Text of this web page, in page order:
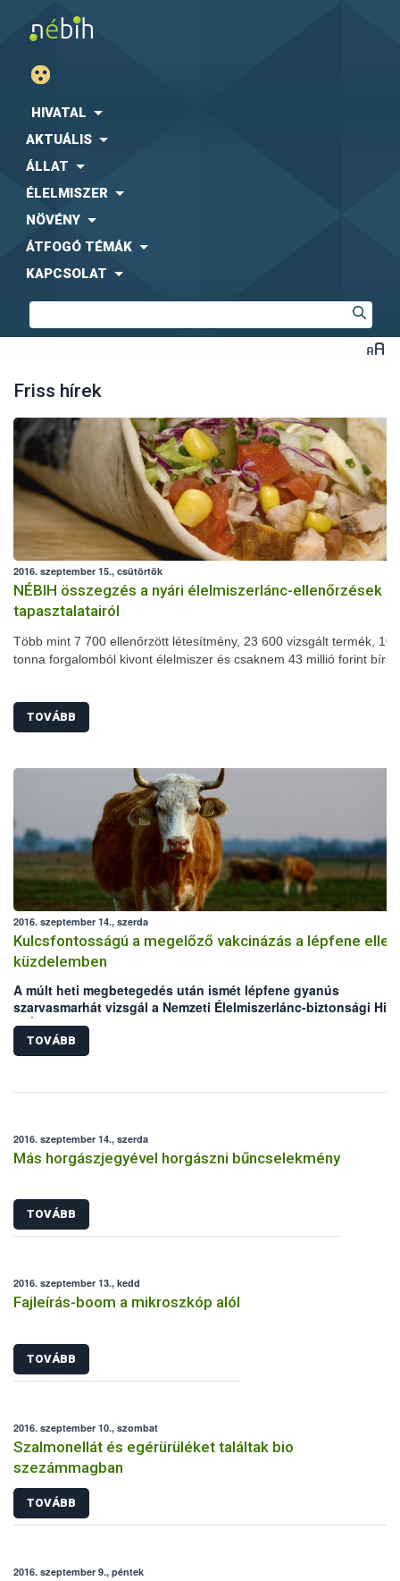
HIVATAL
AKTUÁLIS
ÁLLAT
ÉLELMISZER
NÖVÉNY
ÁTFOGÓ TÉMÁK
KAPCSOLAT
Friss hírek
2016. szeptember 15., csütörtök
NÉBIH összegzés a nyári élelmiszerlánc-ellenőrzések
tapasztalatairól
Több mint 7 700 ellenőrzött létesítmény, 23 600 vizsgált termék, 102
tonna forgalomból kivont élelmiszer és csaknem 43 millió forint
javulást tapasztaltak a szakemberek: jelentősen csökkent például a
higiéniai hiányosságok és a fogyasztásra alkalmatlan termékek
TOVÁBB
2016. szeptember 14., szerda
Kulcsfontosságú a megelőző vakcinázás a lépfene elleni
küzdelemben
A múlt heti megbetegedés után ismét lépfene gyanús
szarvasmarhát vizsgál a Nemzeti Élelmiszerlánc-biztonsági
(NÉBIH) laboratóriuma. Mindkét eset Békés megyei, legelőn
szarvasmarha állományokat érint. Bár az elmúlt években
állategészségügyi intézkedéseknek köszönhetően
azonban a hazai kérődző állomány védelme érdekében
TOVÁBB
2016. szeptember 14., szerda
Más horgászjegyével horgászni bűncselekmény
TOVÁBB
2016. szeptember 13., kedd
Fajleírás-boom a mikroszkóp alól
TOVÁBB
2016. szeptember 10., szombat
Szalmonellát és egérürüléket találtak bio
szezámmagban
TOVÁBB
2016. szeptember 9., péntek